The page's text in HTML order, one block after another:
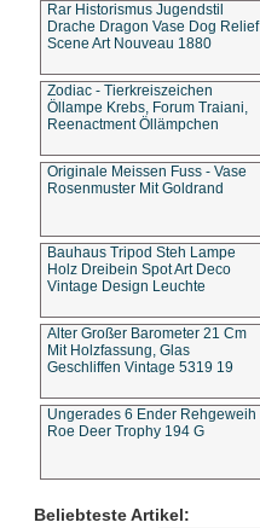
Rar Historismus Jugendstil
Drache Dragon Vase Dog Relief
Scene Art Nouveau 1880
Zodiac - Tierkreiszeichen
Öllampe Krebs, Forum Traiani,
Reenactment Öllämpchen
Originale Meissen Fuss - Vase
Rosenmuster Mit Goldrand
Bauhaus Tripod Steh Lampe
Holz Dreibein Spot Art Deco
Vintage Design Leuchte
Alter Großer Barometer 21 Cm
Mit Holzfassung, Glas
Geschliffen Vintage 5319 19
Ungerades 6 Ender Rehgeweih
Roe Deer Trophy 194 G
Beliebteste Artikel: